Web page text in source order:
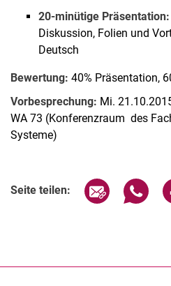
20-minütige Präsentation:
Diskussion, Folien und
Deutsch
Bewertung: 40% Präsentation,
Vorbesprechung: Mi.
WA 73 (Konferenzraum des
Systeme)
Seite teilen: Seite über